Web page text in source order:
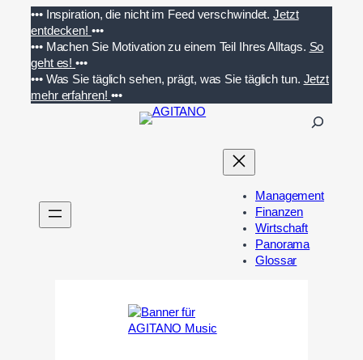
Inhalt
springen
••• Inspiration, die nicht im Feed verschwindet. Jetzt
entdecken! •••
••• Machen Sie Motivation zu einem Teil Ihres Alltags. So
geht es!•••
••• Was Sie täglich sehen, prägt, was Sie täglich tun. Jetzt
mehr erfahren! •••
n
Management
Finanzen
Wirtschaft
Panorama
Glossar